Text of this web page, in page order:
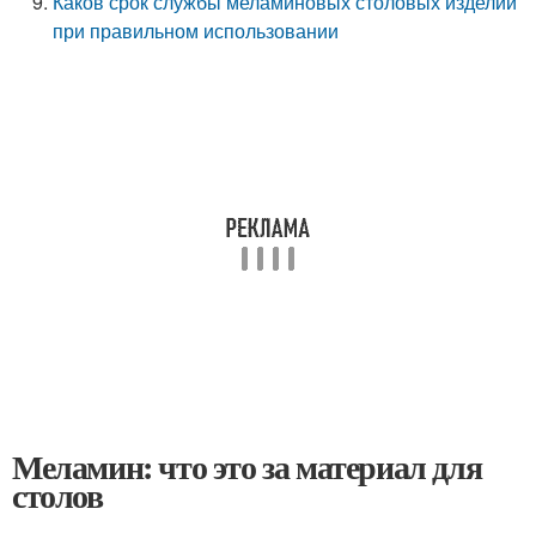
при правильном использовании
Меламин: что это за материал для
столов